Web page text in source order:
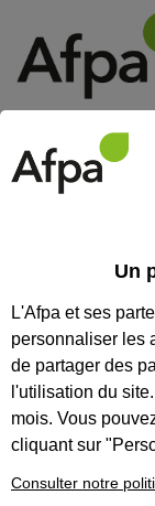
Un
L'Afpa et ses
personnaliser les
de partager des
l'utilisation du
mois. Vous
cliquant sur
Consulter notre